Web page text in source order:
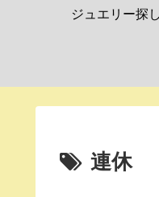
ジュエリー探し
連休